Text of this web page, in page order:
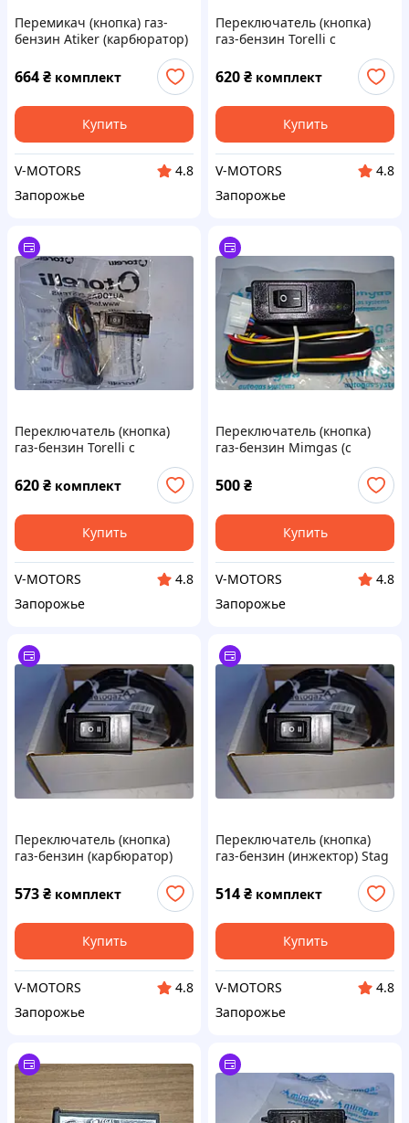
Перемикач (кнопка) газ-
бензин Atiker (карбюратор)
664₴ комплект
Купить
V-MOTORS
4.8
Запорожье
Переключатель (кнопка)
газ-бензин Torelli с
индикацией (карбюратор)
620₴ комплект
Купить
V-MOTORS
4.8
Запорожье
Переключатель (кнопка)
газ-бензин Torelli с
620₴ комплект
Купить
V-MOTORS
4.8
Запорожье
Переключатель (кнопка)
газ-бензин Mimgas (с
500₴
Купить
V-MOTORS
4.8
Запорожье
Переключатель (кнопка)
газ-бензин (карбюратор)
573₴ комплект
Купить
V-MOTORS
4.8
Запорожье
Переключатель (кнопка)
газ-бензин (инжектор) Stag
514₴ комплект
Купить
V-MOTORS
4.8
Запорожье